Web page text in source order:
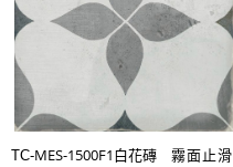
TC-MES-1500F1白花磚 霧面止